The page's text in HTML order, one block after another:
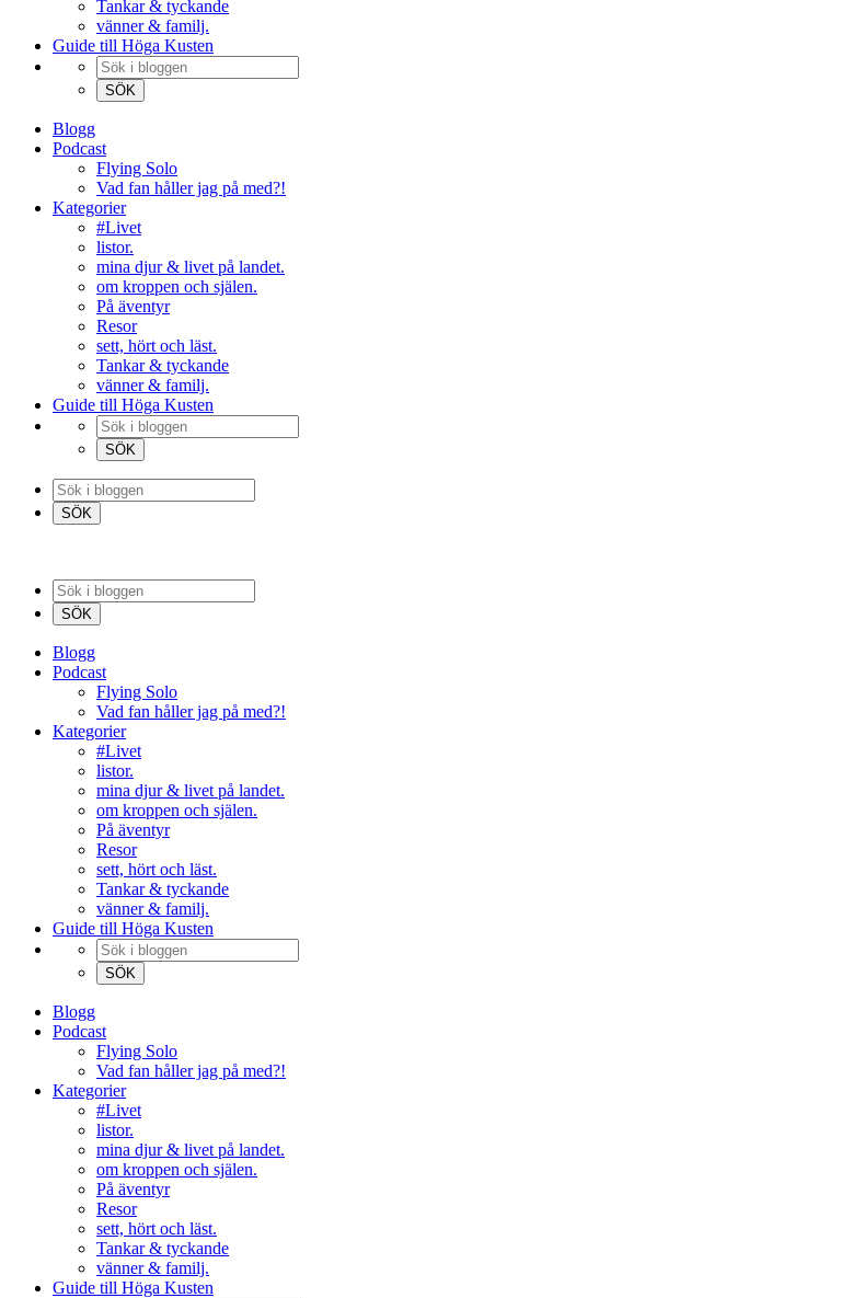
Tankar & tyckande
vänner & familj.
Guide till Höga Kusten
Blogg
Podcast
Flying Solo
Vad fan håller jag på med?!
Kategorier
#Livet
listor.
mina djur & livet på landet.
om kroppen och själen.
På äventyr
Resor
sett, hört och läst.
Tankar & tyckande
vänner & familj.
Guide till Höga Kusten
Blogg
Podcast
Flying Solo
Vad fan håller jag på med?!
Kategorier
#Livet
listor.
mina djur & livet på landet.
om kroppen och själen.
På äventyr
Resor
sett, hört och läst.
Tankar & tyckande
vänner & familj.
Guide till Höga Kusten
Blogg
Podcast
Flying Solo
Vad fan håller jag på med?!
Kategorier
#Livet
listor.
mina djur & livet på landet.
om kroppen och själen.
På äventyr
Resor
sett, hört och läst.
Tankar & tyckande
vänner & familj.
Guide till Höga Kusten